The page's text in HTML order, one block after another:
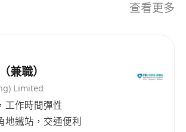
knowledge will be an
of spoken and written English
skills
including MS Words, Excel and
processing
查看更多
兼職）
Limited
工作時間彈性
地鐵站，交通便利